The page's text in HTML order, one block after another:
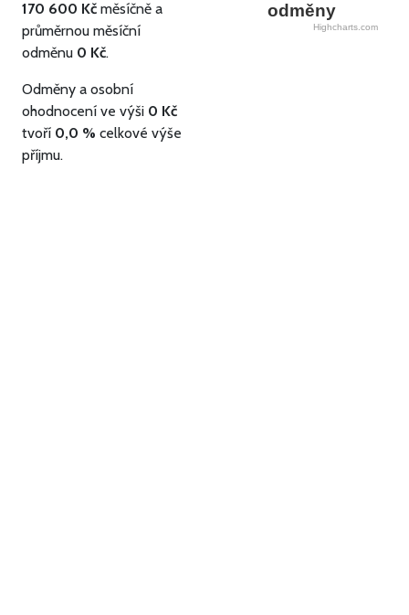
170 600 Kč měsíčně a
průměrnou měsíční
odměnu 0 Kč.
Odměny a osobní
ohodnocení ve výši 0 Kč
tvoří 0,0 % celkové výše
příjmu.
odměny
Highcharts.com